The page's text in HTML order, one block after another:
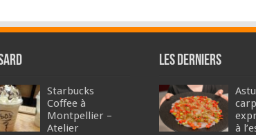
Starbucks
Coffee à
Montpellier –
Atelier
Les derniers
à